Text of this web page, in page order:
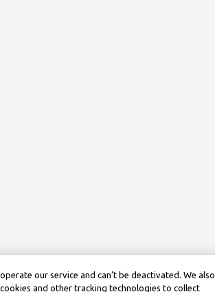
our service and can’t be deactivated. We also
and other tracking technologies to collect